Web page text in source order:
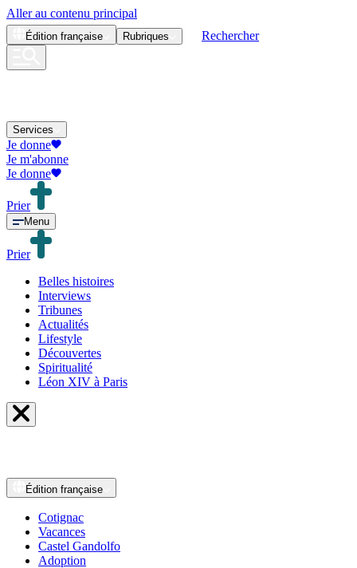
Aller au contenu principal
Édition française Rubriques Rechercher
Services
Je donne
Je m'abonne
Je donne
Prier
Menu
Prier
Belles histoires
Interviews
Tribunes
Actualités
Lifestyle
Découvertes
Spiritualité
Léon XIV à Paris
Édition française
Cotignac
Vacances
Castel Gandolfo
Adoption